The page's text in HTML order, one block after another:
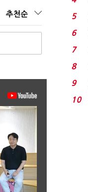
추천순 5
6
7
8
9
10